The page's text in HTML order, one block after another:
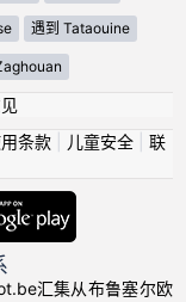
遇到 Tataouine
条款| 儿童安全| 联
汇集从布鲁塞尔欧